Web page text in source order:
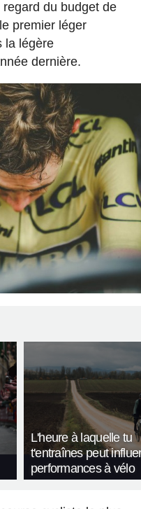
du budget de
premier léger
la légère
dernière.
L'heure à laquelle tu
t'entraînes peut
performances à vélo